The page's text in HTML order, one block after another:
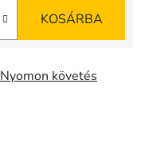
KOSÁRBA
Nyomon követés